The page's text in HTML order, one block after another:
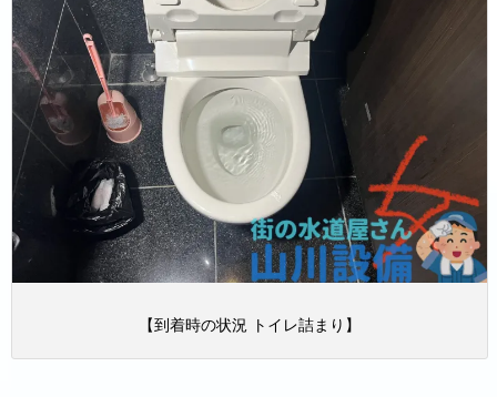
【到着時の状況 トイレ詰まり】